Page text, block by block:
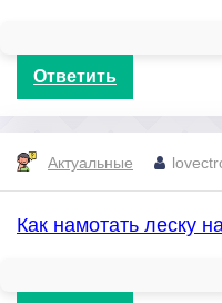
Ответить
Актуальные
Как намотать леску